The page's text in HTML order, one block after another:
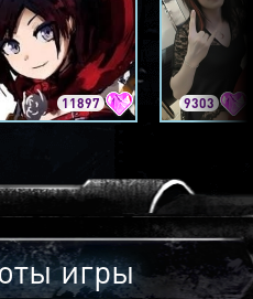
11897 9303
игры